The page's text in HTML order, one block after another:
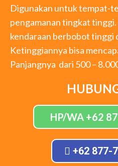
Digunakan untuk tempat-
pengamanan tingkat
kendaraan berbobot tinggi
Ketinggiannya bisa
Panjangnya dari 500 –
HP/WA +62
+62 877-